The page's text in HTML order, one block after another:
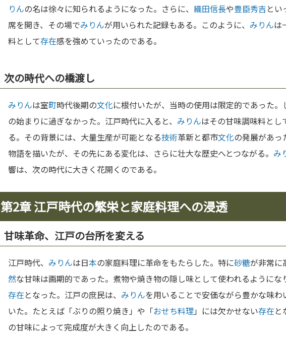
りんの名は徐々に知られるようになった。さらに、 織田信長や豊臣秀吉とい
席を開き、その場でみりんが用いられた記録もある。このように、 みりんは
料として存在感を強めていったのである。
次の時代への橋渡し
みりんは室町時代後期の文化に根付いたが、当時の使用は限定的であった。
の始まりに過ぎなかった。江戸時代に入ると、 みりんはその甘味調味料とし
る。その背景には、大量生産が可能となる技術革新と都市文化の発展があっ
物語を描いたが、その先にある変化は、さらに壮大な歴史へとつながる。 み
響は、次の時代に大きく花開くのである。
第2章 江戸時代の繁栄と家庭料理への浸透
甘味革命、江戸の台所を変える
江戸時代、 みりんは日本の家庭料理に革命をもたらした。特に砂糖が非常に
然な甘味は画期的であった。煮物や焼き物の隠し味として使われるようにな
存在となった。江戸の庶民は、 みりんを用いることで安価ながら豊かな味
いた。たとえば「ぶりの照り焼き」や「おせち料理」には欠かせない存在と
の甘味によって完成度が大きく向上したのである。